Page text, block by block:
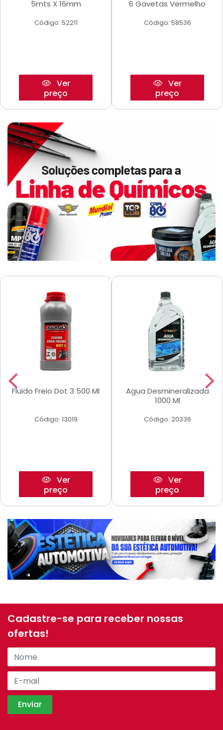
5mts X 16mm
Código: 52211
Ver
preço
6 Gavetas Vermelho
Código: 58536
Ver
preço
Fluido Freio Dot 3 500 Ml
Código: 13019
Ver
preço
Agua Desmineralizada
1000 Ml
Código: 20336
Ver
preço
Cadastre-se para receber nossas
ofertas!